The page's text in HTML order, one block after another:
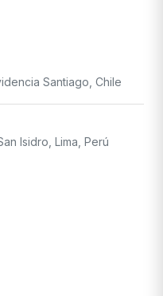
Santiago, Chile
Isidro, Lima, Perú